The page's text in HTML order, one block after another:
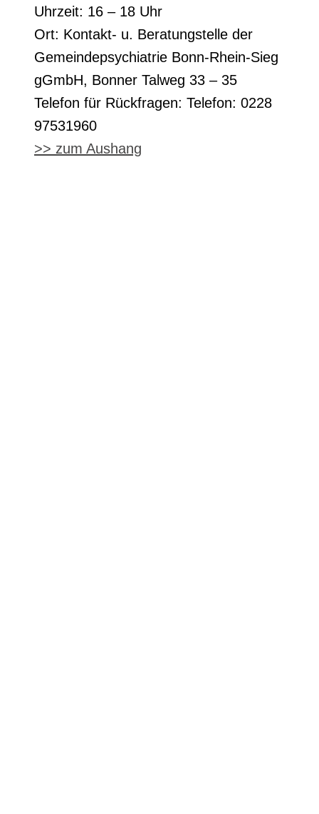
Uhrzeit: 16 – 18 Uhr
Ort: Kontakt- u. Beratungstelle der
Gemeindepsychiatrie Bonn-Rhein-Sieg
gGmbH, Bonner Talweg 33 – 35
Telefon für Rückfragen: Telefon: 0228
97531960
>> zum Aushang